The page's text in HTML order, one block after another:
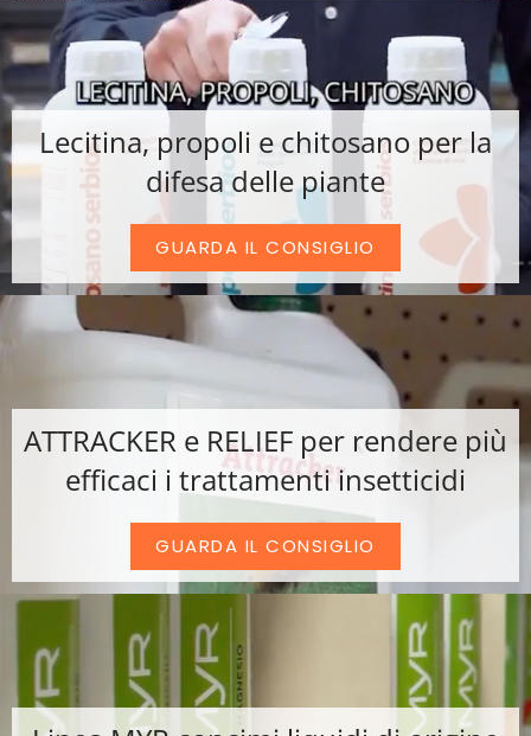
Lecitina, propoli e chitosano per la
difesa delle piante
GUARDA IL CONSIGLIO
ATTRACKER e RELIEF per rendere più
efficaci i trattamenti insetticidi
GUARDA IL CONSIGLIO